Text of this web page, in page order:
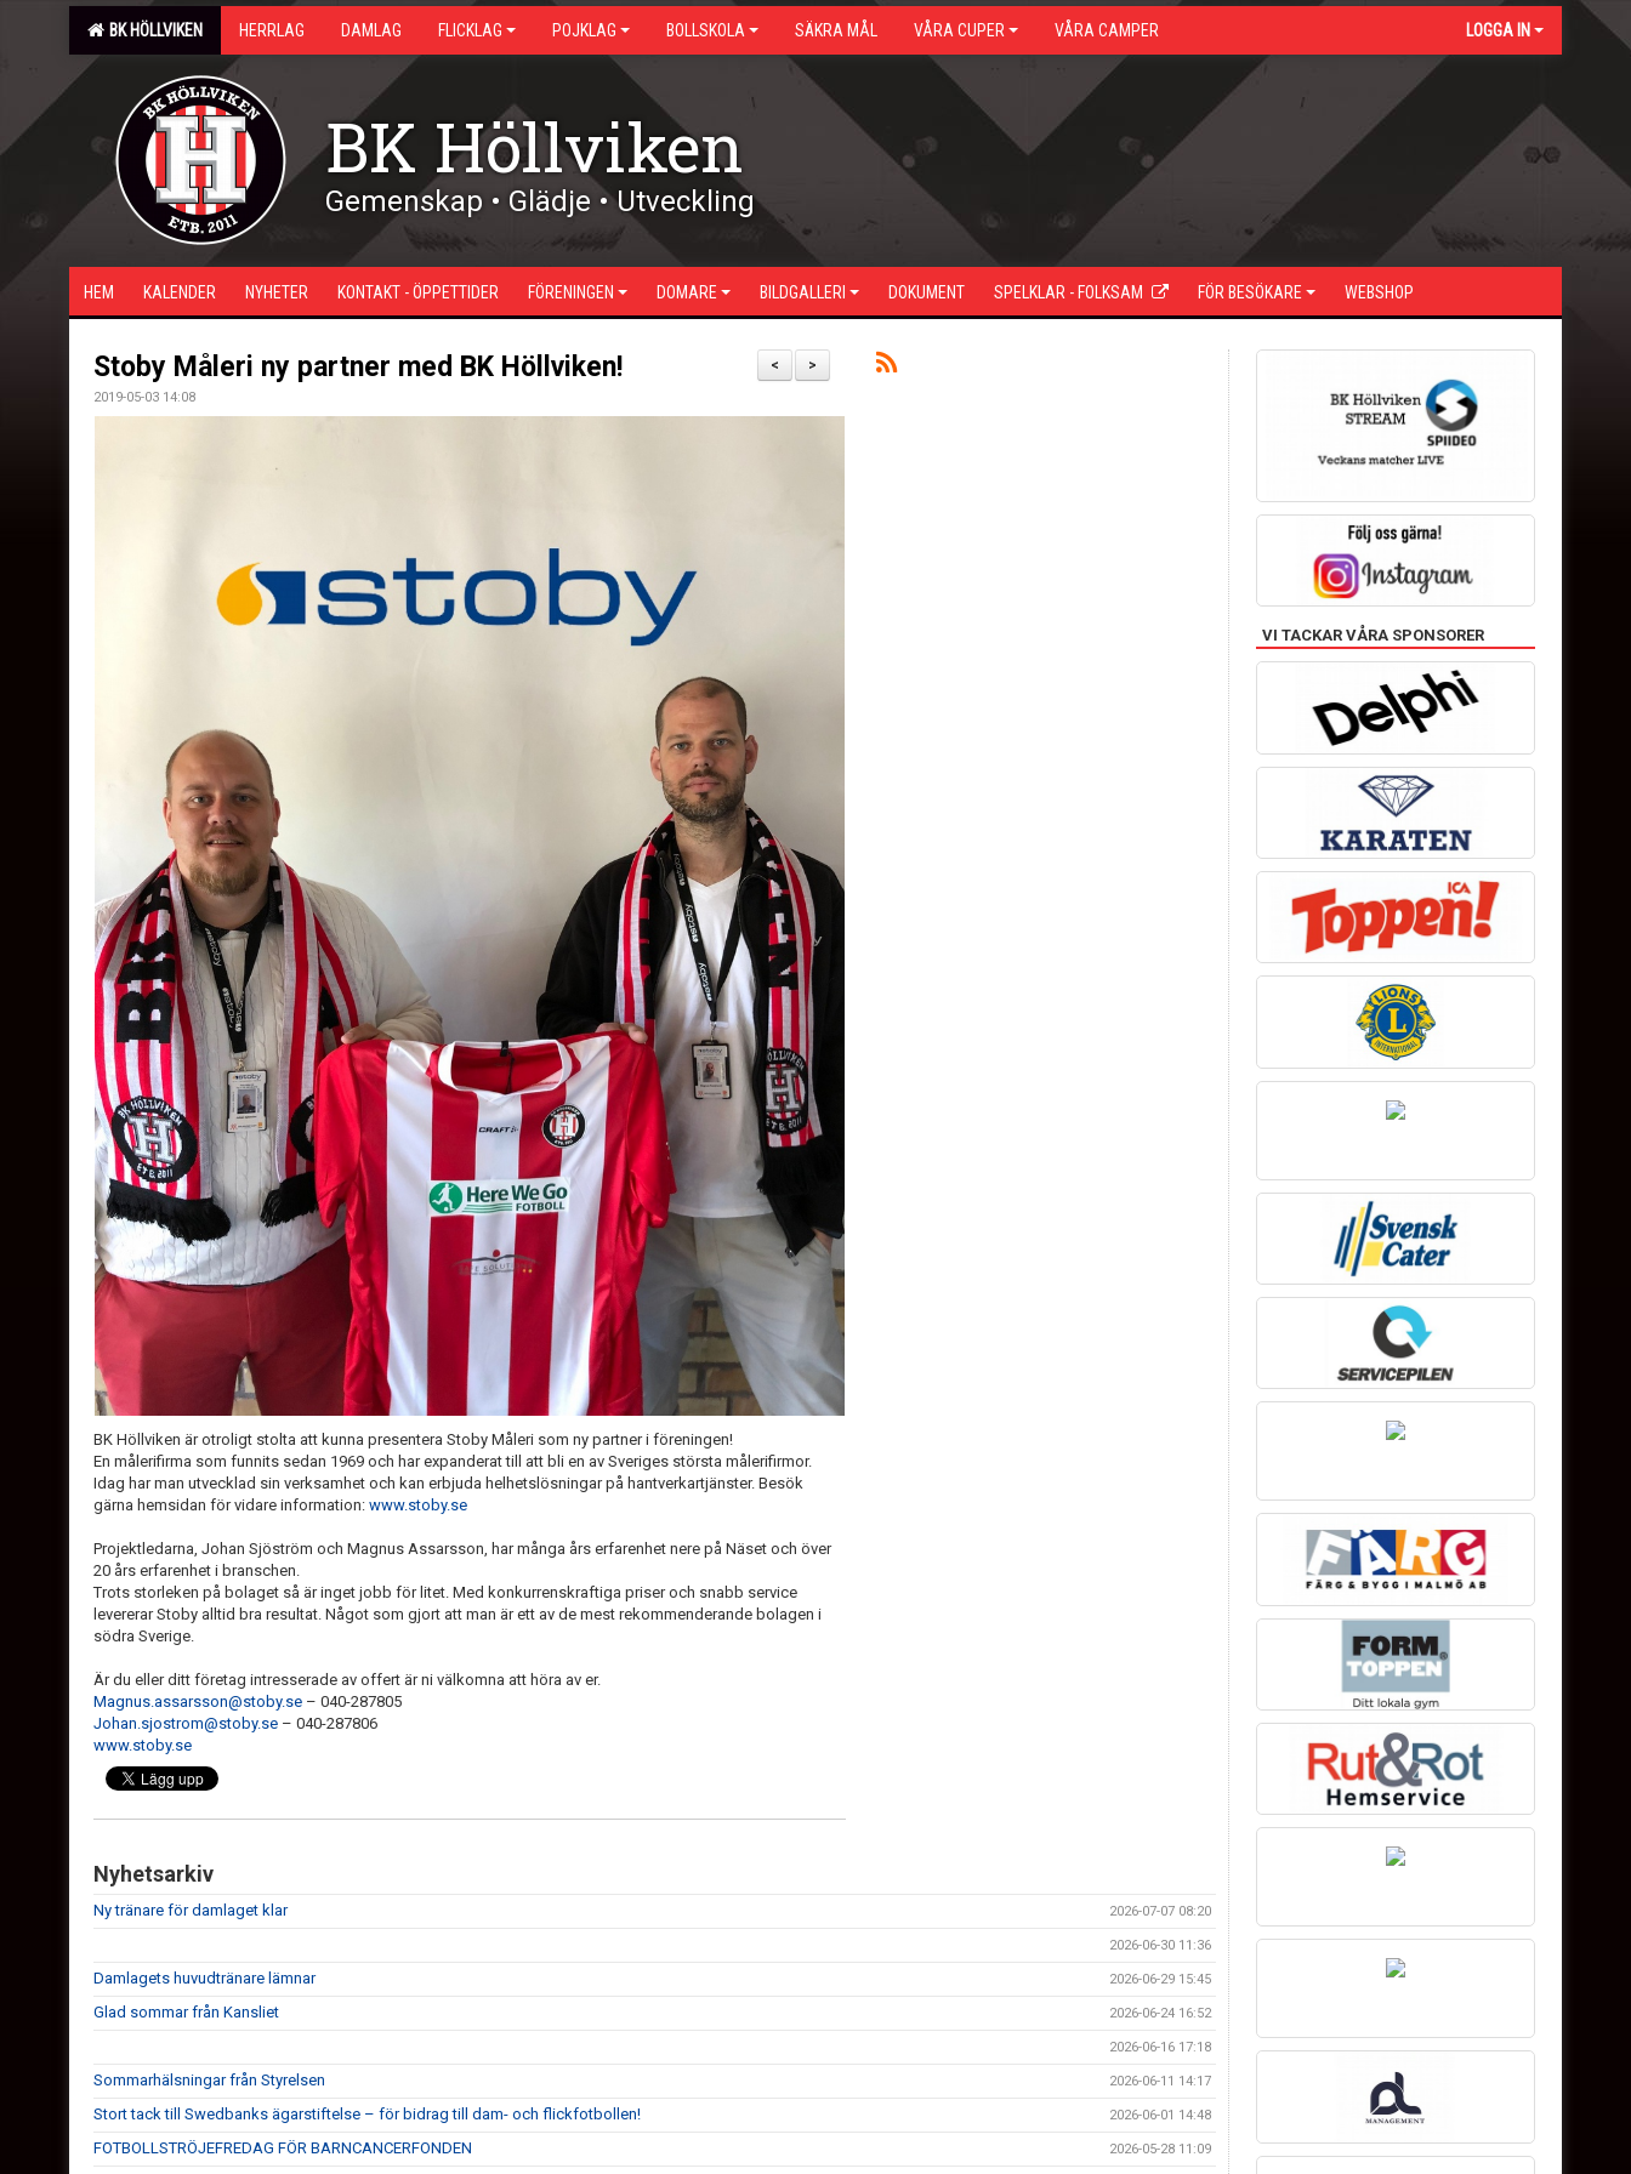
BK HÖLLVIKEN HERRLAG DAMLAG FLICKLAG POJKLAG BOLLSKOLA SÄKRA MÅL VÅRA CUPER VÅRA CAMPER LOGGA IN
BK Höllviken
Gemenskap • Glädje • Utveckling
HEM KALENDER NYHETER KONTAKT - ÖPPETTIDER FÖRENINGEN DOMARE BILDGALLERI DOKUMENT SPELKLAR - FOLKSAM FÖR BESÖKARE WEBSHOP
>
<
Stoby Måleri ny partner med BK Höllviken!
2019-05-03 14:08
BK Höllviken är otroligt stolta att kunna presentera Stoby Måleri som ny partner i föreningen!
En målerifirma som funnits sedan 1969 och har expanderat till att bli en av Sveriges största målerifirmor.
Idag har man utvecklad sin verksamhet och kan erbjuda helhetslösningar på hantverkartjänster. Besök
gärna hemsidan för vidare information: www.stoby.se
Projektledarna, Johan Sjöström och Magnus Assarsson, har många års erfarenhet nere på Näset och över
20 års erfarenhet i branschen.
Trots storleken på bolaget så är inget jobb för litet. Med konkurrenskraftiga priser och snabb service
levererar Stoby alltid bra resultat. Något som gjort att man är ett av de mest rekommenderande bolagen i
södra Sverige.
Är du eller ditt företag intresserade av offert är ni välkomna att höra av er.
Magnus.assarsson@stoby.se – 040-287805
Johan.sjostrom@stoby.se – 040-287806
www.stoby.se
Nyhetsarkiv
Ny tränare för damlaget klar 2026-07-07 08:20
2026-06-30 11:36
Damlagets huvudtränare lämnar 2026-06-29 15:45
Glad sommar från Kansliet 2026-06-24 16:52
2026-06-16 17:18
Sommarhälsningar från Styrelsen 2026-06-11 14:17
Stort tack till Swedbanks ägarstiftelse – för bidrag till dam- och flickfotbollen! 2026-06-01 14:48
FOTBOLLSTRÖJEFREDAG FÖR BARNCANCERFONDEN 2026-05-28 11:09
VI TACKAR VÅRA SPONSORER